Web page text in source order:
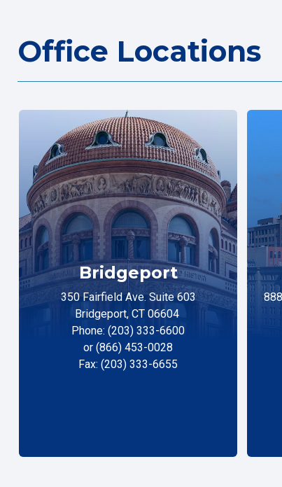
Office Locations
Bridgeport
350 Fairfield Ave. Suite 603
Bridgeport, CT 06604
Phone: (203) 333-6600
or (866) 453-0028
Fax: (203) 333-6655